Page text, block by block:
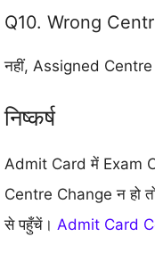
Q10. Wrong
नहीं, Assigned Centre
निष्कर्ष
Admit Card में Exam
Centre Change न हो
से पहुँचें। Admit Card